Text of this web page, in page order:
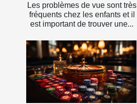
Les problèmes de vue sont très
fréquents chez les enfants et il
est important de trouver une...